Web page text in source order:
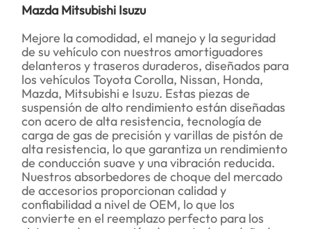
Mazda Mitsubishi Isuzu
Mejore la comodidad, el manejo y la seguridad
de su vehículo con nuestros amortiguadores
delanteros y traseros duraderos, diseñados para
los vehículos Toyota Corolla, Nissan, Honda,
Mazda, Mitsubishi e Isuzu. Estas piezas de
suspensión de alto rendimiento están diseñadas
con acero de alta resistencia, tecnología de
carga de gas de precisión y varillas de pistón de
alta resistencia, lo que garantiza un rendimiento
de conducción suave y una vibración reducida.
Nuestros absorbedores de choque del mercado
de accesorios proporcionan calidad y
confiabilidad a nivel de OEM, lo que los
convierte en el reemplazo perfecto para los